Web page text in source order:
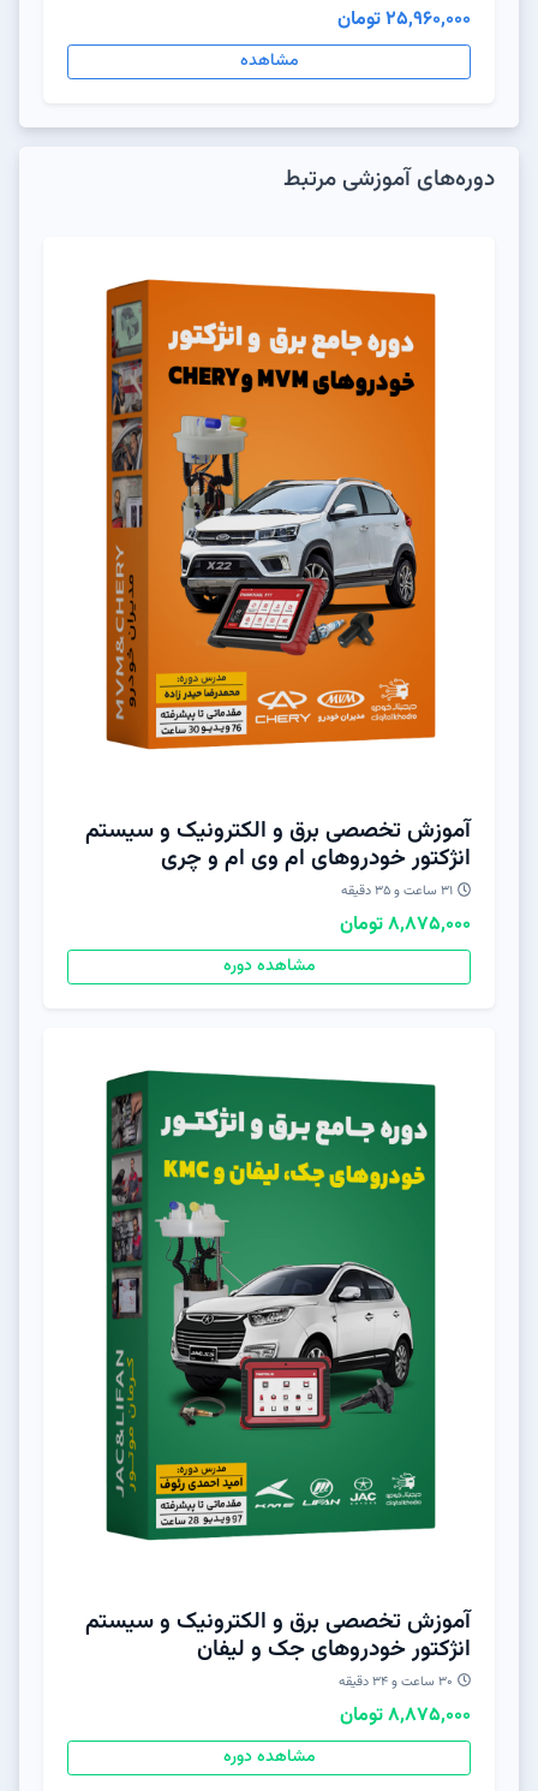
25,960,000 تومان
مشاهده
دوره‌های آموزشی مرتبط
آموزش تخصصی برق و الکترونیک و سیستم
انژکتور خودروهای ام وی ام و چری
31 ساعت و 3۵ دقیقه
8,875,000 تومان
مشاهده دوره
آموزش تخصصی برق و الکترونیک و سیستم
انژکتور خودروهای جک و لیفان
30 ساعت و 34 دقیقه
8,875,000 تومان
مشاهده دوره